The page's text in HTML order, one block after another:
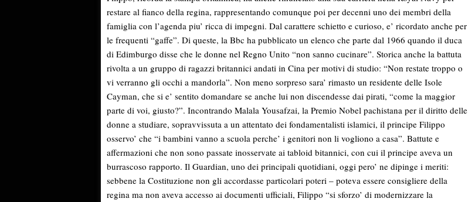
restare al fianco della regina, rappresentando comunque poi per decenni uno dei membri della
famiglia con l’agenda piu’ ricca di impegni. Dal carattere schietto e curioso, e’ ricordato anche per
le frequenti “gaffe”. Di queste, la Bbc ha pubblicato un elenco che parte dal 1966 quando il duca
di Edimburgo disse che le donne nel Regno Unito “non sanno cucinare”. Storica anche la battuta
rivolta a un gruppo di ragazzi britannici andati in Cina per motivi di studio: “Non restate troppo o
vi verranno gli occhi a mandorla”. Non meno sorpreso sara’ rimasto un residente delle Isole
Cayman, che si e’ sentito domandare se anche lui non discendesse dai pirati, “come la maggior
parte di voi, giusto?”. Incontrando Malala Yousafzai, la Premio Nobel pachistana per il diritto delle
donne a studiare, sopravvissuta a un attentato dei fondamentalisti islamici, il principe Filippo
osservo’ che “i bambini vanno a scuola perche’ i genitori non li vogliono a casa”. Battute e
affermazioni che non sono passate inosservate ai tabloid bitannici, con cui il principe aveva un
burrascoso rapporto. Il Guardian, uno dei principali quotidiani, oggi pero’ ne dipinge i meriti:
sebbene la Costituzione non gli accordasse particolari poteri – poteva essere consigliere della
regina ma non aveva accesso ai documenti ufficiali, Filippo “si sforzo’ di modernizzare la